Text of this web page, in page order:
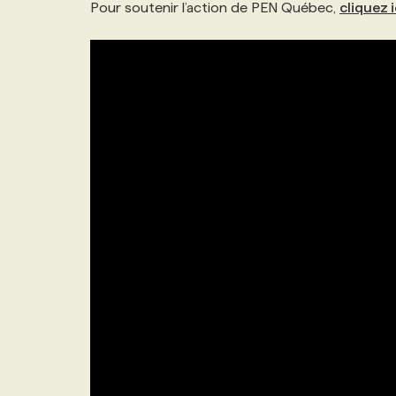
Pour soutenir l’action de PEN Québec, cliquez